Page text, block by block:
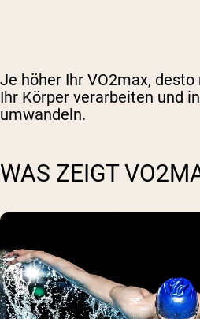
Je höher Ihr VO2max,
Ihr Körper verarbeiten und
umwandeln.
WAS ZEIGT